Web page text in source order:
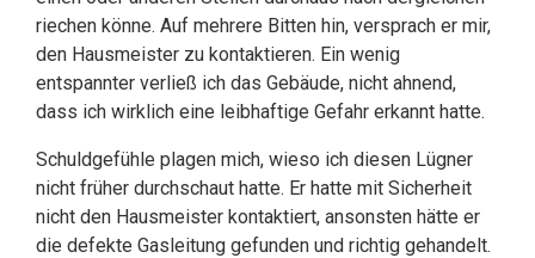
riechen könne. Auf mehrere Bitten hin, versprach er mir,
den Hausmeister zu kontaktieren. Ein wenig
entspannter verließ ich das Gebäude, nicht ahnend,
dass ich wirklich eine leibhaftige Gefahr erkannt hatte.
Schuldgefühle plagen mich, wieso ich diesen Lügner
nicht früher durchschaut hatte. Er hatte mit Sicherheit
nicht den Hausmeister kontaktiert, ansonsten hätte er
die defekte Gasleitung gefunden und richtig gehandelt.